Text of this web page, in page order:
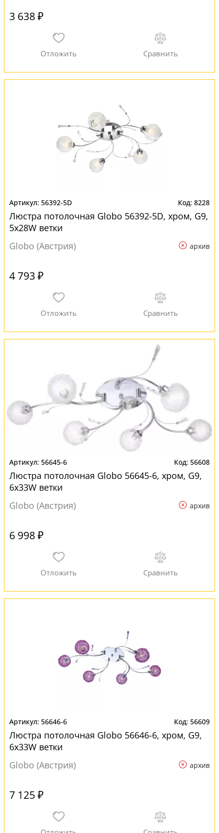
3 638 ₽
56392-5D 8228
Люстра потолочная Globo 56392-5D, хром, G9,
5x28W ветки
Globo (Австрия)
архив
4 793 ₽
56645-6 56608
Люстра потолочная Globo 56645-6, хром, G9,
6x33W ветки
Globo (Австрия)
архив
6 998 ₽
56646-6 56609
Люстра потолочная Globo 56646-6, хром, G9,
6x33W ветки
Globo (Австрия)
архив
7 125 ₽